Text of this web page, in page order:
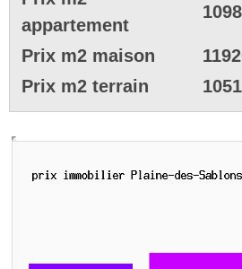
appartement
Prix m2 maison
Prix m2 terrain